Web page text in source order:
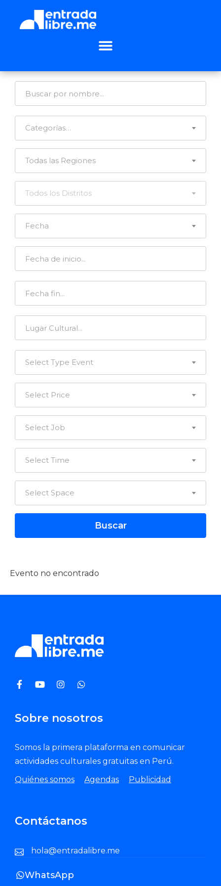
Categorías…
Todas las Regiones
Todos los Distritos
Fecha
Select Type Event
Select Price
Select Job
Select Time
Select Space
Evento no encontrado
Sobre nosotros
Somos la primera plataforma en comunicar
actividades culturales gratuitas en Perú.
Quiénes somos
Agendas Publicidad
Contáctanos
hola@entradalibre.me
WhatsApp